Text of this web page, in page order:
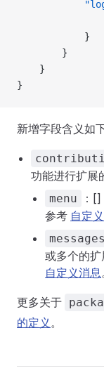
            }
        }
    }
}
新增字段含义如
功能进行扩展
menu
：
参考 自定
messages
或多个的
自定义消息
更多关于
的定义 。